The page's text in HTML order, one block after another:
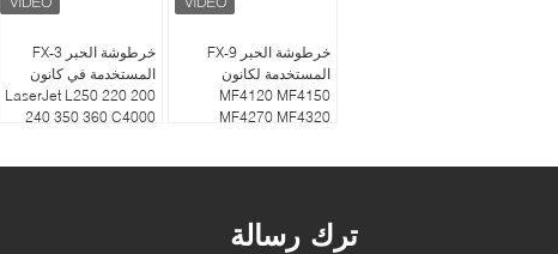
خرطوشة الحبر FX-3
المستخدمة في كانون
LaserJet L250 220 200
240 350 360 C4000
خرطوشة الحبر FX-9
المستخدمة لكانون
MF4120 MF4150
MF4270 MF4320
ترك رسالة